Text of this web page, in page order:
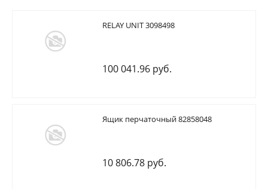
RELAY UNIT 3098498
100 041.96 руб.
Ящик перчаточный 82858048
10 806.78 руб.